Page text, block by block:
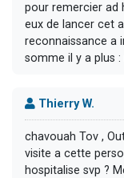
pour remercier ad
eux de lancer cet
reconnaissance a
somme il y a plus :
Thierry W.
chavouah Tov ,
visite a cette
hospitalise svp ?